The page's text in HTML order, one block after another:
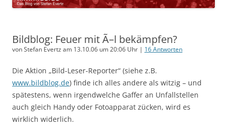
Bildblog: Feuer mit Ã–l bekämpfen?
von Stefan Evertz am 13.10.06 um 20:06 Uhr | 16 Antworten
Die Aktion „Bild-Leser-Reporter“ (siehe z.B.
www.bildblog.de) finde ich alles andere als witzig – und
spätestens, wenn irgendwelche Gaffer an Unfallstellen
auch gleich Handy oder Fotoapparat zücken, wird es
wirklich widerlich.